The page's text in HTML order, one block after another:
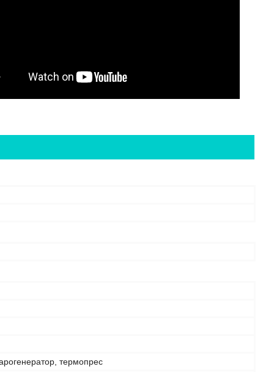
термопрес